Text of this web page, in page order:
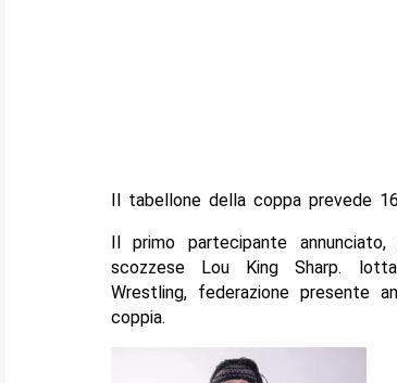
Il tabellone della coppa prevede
Il primo partecipante
scozzese Lou King Sharp.
Wrestling, federazione presente
coppia.